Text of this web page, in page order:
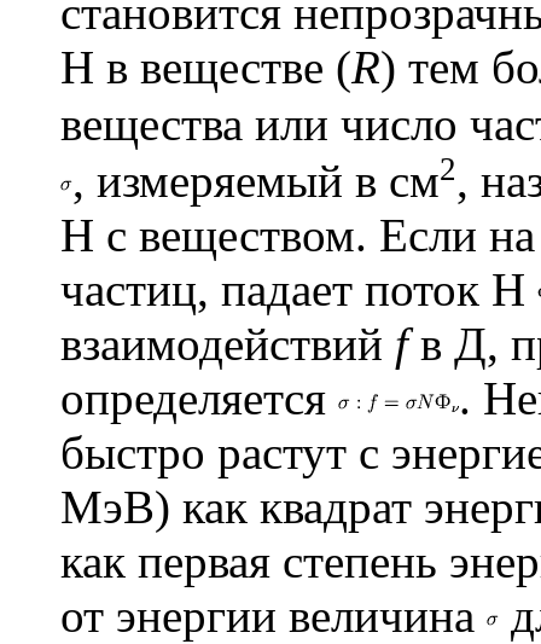
становится
Н в веществе (R) тем
вещества или число
, измеряемый в см2,
Н с веществом. Если
частиц, падает поток Н
взаимодействий fв Д,
определяется
.
быстро растут с
МэВ) как квадрат
как первая степень
от энергии величина